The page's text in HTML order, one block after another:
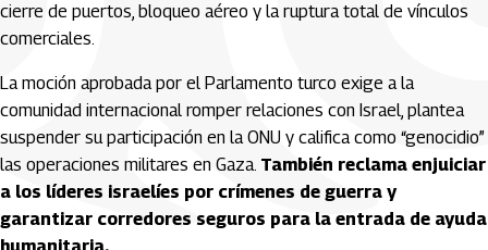
cierre de puertos, bloqueo aéreo y la ruptura total de vínculos
comerciales.
La moción aprobada por el Parlamento turco exige a la
comunidad internacional romper relaciones con Israel, plantea
suspender su participación en la ONU y califica como “genocidio”
las operaciones militares en Gaza. También reclama enjuiciar
a los líderes israelíes por crímenes de guerra y
garantizar corredores seguros para la entrada de ayuda